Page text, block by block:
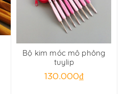
Bộ kim móc mô phỏng
tuylip
130.000₫